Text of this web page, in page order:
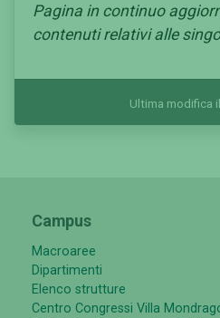
Pagina in continuo
contenuti relativi alle
Ultima modifica
Campus
Macroaree
Dipartimenti
Elenco strutture
Centro Congressi Villa